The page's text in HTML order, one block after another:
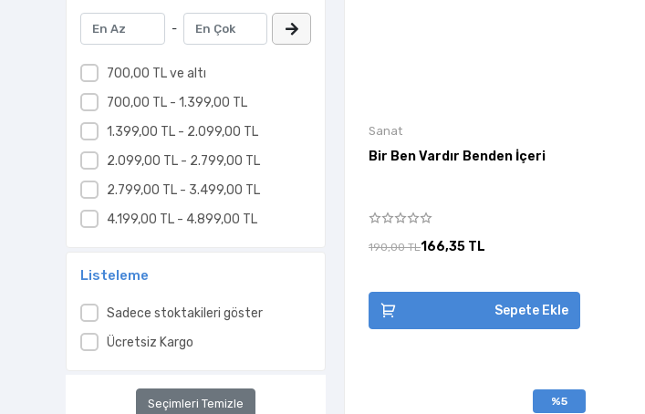
Cem Yayınevi
Daimon Yayınları
Desen Yayınları
Destek Yayınları
Divan Kitap
Domingo Yayınevi
Epsilon Yayınları
Everest Yayınları
Habitus Kitap
Hep Kitap
Heyamola Yayınları
İBB Kültür A.Ş.
-
700,00 TL ve altı
700,00 TL - 1.399,00 TL
1.399,00 TL - 2.099,00 TL
2.099,00 TL - 2.799,00 TL
2.799,00 TL - 3.499,00 TL
4.199,00 TL - 4.899,00 TL
Listeleme
Sadece stoktakileri göster
Ücretsiz Kargo
Seçimleri Temizle
Sanat
Bir Ben Vardır Benden İçeri
190,00 TL166,35 TL
Sepete Ekle
%5